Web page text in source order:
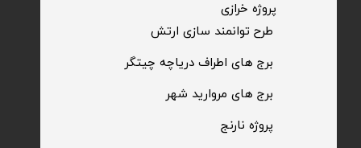
​طرح توانمند سازی ارتش
​پروژه خرازی
​پروژه نارنج
​برج های اطراف دریاچه چیتگر
​برج های مروارید شهر